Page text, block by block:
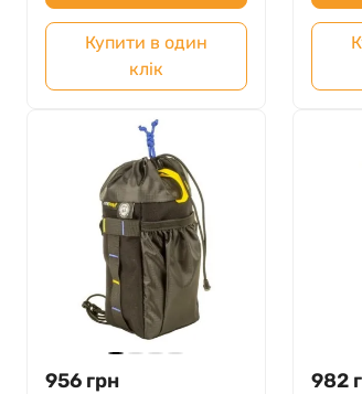
Купити в один
клік
956 грн 982